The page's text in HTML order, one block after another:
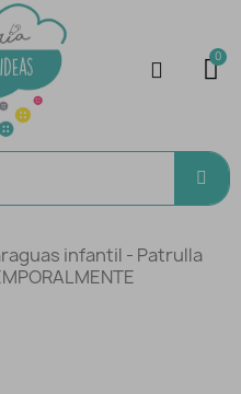
infantil - Patrulla